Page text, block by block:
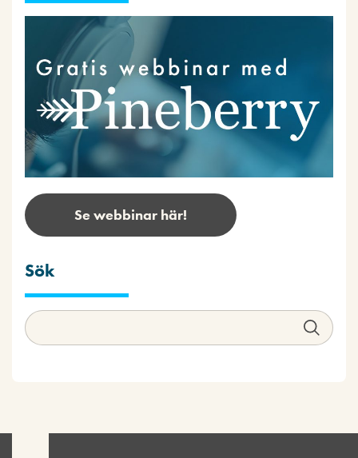
Se webbinar här!
Sök